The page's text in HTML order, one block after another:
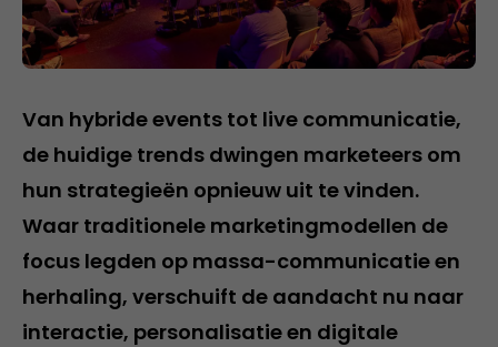
Van hybride events tot live communicatie,
de huidige trends dwingen marketeers om
hun strategieën opnieuw uit te vinden.
Waar traditionele marketingmodellen de
focus legden op massa-communicatie en
herhaling, verschuift de aandacht nu naar
interactie, personalisatie en digitale